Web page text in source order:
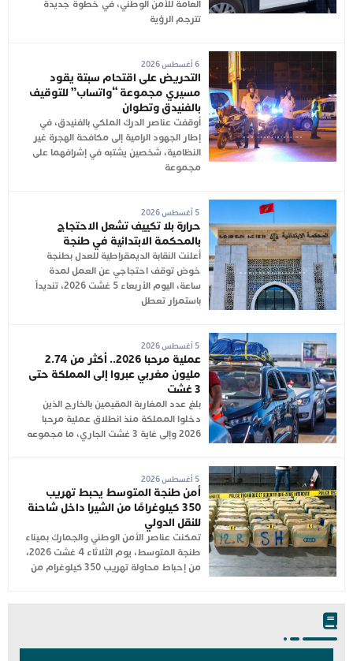
العامة للأمن الوطني، في خطوة جديدة
تترجم الرؤية
6 أغسطس 2026
التحريض على اقتحام سبتة يقود
مسيري مجموعة “واتساب” للتوقيف
بالفنيدق وتطوان
أوقفت عناصر الدرك الملكي بالفنيدق، في
إطار الجهود الرامية إلى مكافحة الهجرة غير
النظامية، شخصين يشتبه في إشرافهما على
مجموعة
5 أغسطس 2026
حرارة بلا تكييف تشعل الاحتجاج
بالمحكمة الابتدائية في طنجة
أعلنت النقابة الديمقراطية للعدل بطنجة
خوض توقف احتجاجي عن العمل لمدة
ساعة، اليوم الأربعاء 5 غشت 2026، تنديداً
باستمرار تعطل
5 أغسطس 2026
عملية مرحبا 2026.. أكثر من 2.74
مليون مغربي عبروا إلى المملكة حتى
3 غشت
بلغ عدد المغاربة المقيمين بالخارج الذين
دخلوا المملكة منذ انطلاق عملية مرحبا
2026 وإلى غاية 3 غشت الجاري، ما مجموعه
5 أغسطس 2026
أمن طنجة المتوسط يحبط تهريب
350 كيلوغرامًا من الشيرا داخل شاحنة
للنقل الدولي
تمكنت عناصر الأمن الوطني والجمارك بميناء
طنجة المتوسط، يوم الثلاثاء 4 غشت 2026،
من إحباط محاولة تهريب 350 كيلوغرام من